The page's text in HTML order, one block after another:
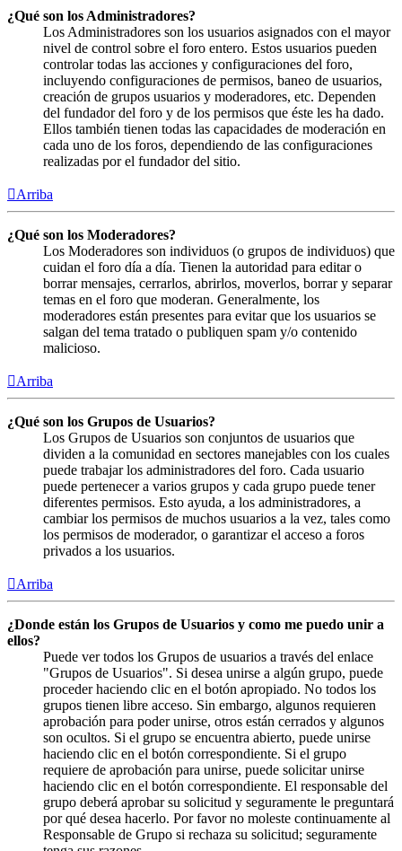
¿Qué son los Administradores?
Los Administradores son los usuarios asignados con el mayor
nivel de control sobre el foro entero. Estos usuarios pueden
controlar todas las acciones y configuraciones del foro,
incluyendo configuraciones de permisos, baneo de usuarios,
creación de grupos usuarios y moderadores, etc. Dependen
del fundador del foro y de los permisos que éste les ha dado.
Ellos también tienen todas las capacidades de moderación en
cada uno de los foros, dependiendo de las configuraciones
realizadas por el fundador del sitio.
Arriba
¿Qué son los Moderadores?
Los Moderadores son individuos (o grupos de individuos) que
cuidan el foro día a día. Tienen la autoridad para editar o
borrar mensajes, cerrarlos, abrirlos, moverlos, borrar y separar
temas en el foro que moderan. Generalmente, los
moderadores están presentes para evitar que los usuarios se
salgan del tema tratado o publiquen spam y/o contenido
malicioso.
Arriba
¿Qué son los Grupos de Usuarios?
Los Grupos de Usuarios son conjuntos de usuarios que
dividen a la comunidad en sectores manejables con los cuales
puede trabajar los administradores del foro. Cada usuario
puede pertenecer a varios grupos y cada grupo puede tener
diferentes permisos. Esto ayuda, a los administradores, a
cambiar los permisos de muchos usuarios a la vez, tales como
los permisos de moderador, o garantizar el acceso a foros
privados a los usuarios.
Arriba
¿Donde están los Grupos de Usuarios y como me puedo unir a
ellos?
Puede ver todos los Grupos de usuarios a través del enlace
"Grupos de Usuarios". Si desea unirse a algún grupo, puede
proceder haciendo clic en el botón apropiado. No todos los
grupos tienen libre acceso. Sin embargo, algunos requieren
aprobación para poder unirse, otros están cerrados y algunos
son ocultos. Si el grupo se encuentra abierto, puede unirse
haciendo clic en el botón correspondiente. Si el grupo
requiere de aprobación para unirse, puede solicitar unirse
haciendo clic en el botón correspondiente. El responsable del
grupo deberá aprobar su solicitud y seguramente le preguntará
por qué desea hacerlo. Por favor no moleste continuamente al
Responsable de Grupo si rechaza su solicitud; seguramente